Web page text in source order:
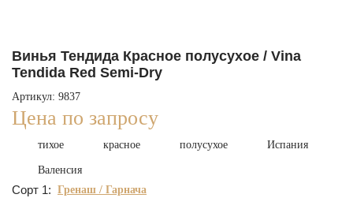
Винья Тендида Красное полусухое / Vina
Tendida Red Semi-Dry
Артикул: 9837
Цена по запросу
тихое красное полусухое Испания
Валенсия
Сорт 1: Гренаш / Гарнача